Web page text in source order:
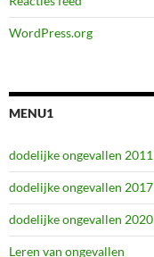
WordPress.org
MENU1
dodelijke ongevallen 2011
dodelijke ongevallen 2017
dodelijke ongevallen 2020
Leren van ongevallen